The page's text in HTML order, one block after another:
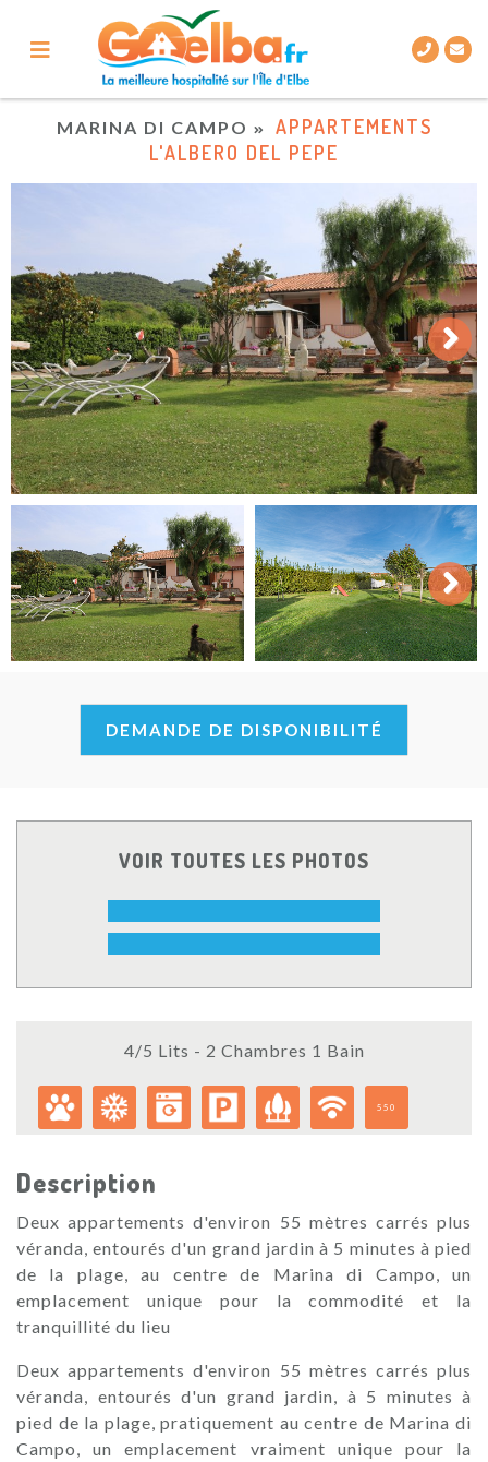
MARINA DI CAMPO
APPARTEMENTS
L'ALBERO DEL PEPE
Next
Next
DEMANDE DE DISPONIBILITÉ
VOIR TOUTES LES PHOTOS
4/5 Lits - 2 Chambres 1 Bain
550
Description
Deux appartements d'environ 55 mètres carrés plus
véranda, entourés d'un grand jardin à 5 minutes à pied
de la plage, au centre de Marina di Campo, un
emplacement unique pour la commodité et la
tranquillité du lieu
Deux appartements d'environ 55 mètres carrés plus
véranda, entourés d'un grand jardin, à 5 minutes à
pied de la plage, pratiquement au centre de Marina di
Campo, un emplacement vraiment unique pour la